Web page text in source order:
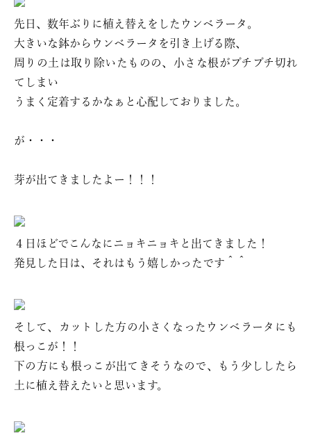
先日、数年ぶりに植え替えをしたウンベラータ。
大きいな鉢からウンベラータを引き上げる際、
周りの土は取り除いたものの、小さな根がプチプチ切れ
てしまい
うまく定着するかなぁと心配しておりました。
が・・・
芽が出てきましたよー！！！
４日ほどでこんなにニョキニョキと出てきました！
発見した日は、それはもう嬉しかったです＾＾
そして、カットした方の小さくなったウンベラータにも
根っこが！！
下の方にも根っこが出てきそうなので、もう少ししたら
土に植え替えたいと思います。